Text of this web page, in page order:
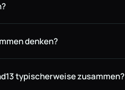
denken?
typischerweise zusammen?